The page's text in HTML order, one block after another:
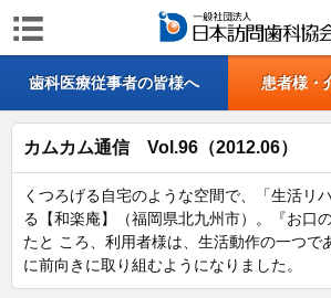
歯科医療従事者の皆様へ 患者様・
カムカム通信 Vol.96（2012.06）
くつろげる自宅のような空間で、「生活リ
る【和楽庵】（福岡県北九州市）。『お口
たと ころ、利用者様は、生活動作の一つで
に前向きに取り組むようになりました。